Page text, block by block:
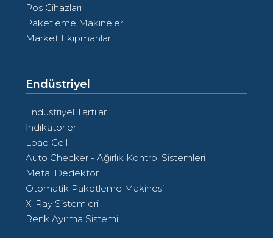
Pos Cihazları
Paketleme Makineleri
Market Ekipmanları
Endüstriyel
Endüstriyel Tartılar
İndikatörler
Load Cell
Auto Checker - Ağırlık Kontrol Sistemleri
Metal Dedektör
Otomatik Paketleme Makinesi
X-Ray Sistemleri
Renk Ayırma Sistemi